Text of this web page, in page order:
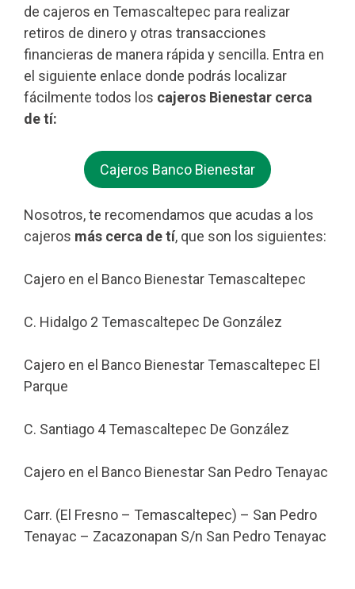
de cajeros en Temascaltepec para realizar
retiros de dinero y otras transacciones
financieras de manera rápida y sencilla. Entra en
el siguiente enlace donde podrás localizar
fácilmente todos los cajeros Bienestar cerca
de tí:
Cajeros Banco Bienestar
Nosotros, te recomendamos que acudas a los
cajeros más cerca de tí, que son los siguientes:
Cajero en el Banco Bienestar Temascaltepec
C. Hidalgo 2 Temascaltepec De González
Cajero en el Banco Bienestar Temascaltepec El
Parque
C. Santiago 4 Temascaltepec De González
Cajero en el Banco Bienestar San Pedro Tenayac
Carr. (El Fresno – Temascaltepec) – San Pedro
Tenayac – Zacazonapan S/n San Pedro Tenayac